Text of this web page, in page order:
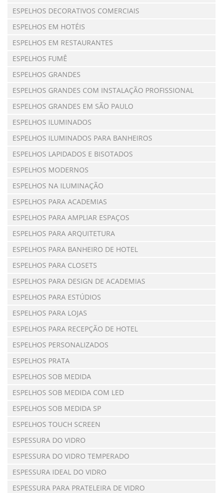
ESPELHOS DECORATIVOS COMERCIAIS
ESPELHOS EM HOTÉIS
ESPELHOS EM RESTAURANTES
ESPELHOS FUMÊ
ESPELHOS GRANDES
ESPELHOS GRANDES COM INSTALAÇÃO PROFISSIONAL
ESPELHOS GRANDES EM SÃO PAULO
ESPELHOS ILUMINADOS
ESPELHOS ILUMINADOS PARA BANHEIROS
ESPELHOS LAPIDADOS E BISOTADOS
ESPELHOS MODERNOS
ESPELHOS NA ILUMINAÇÃO
ESPELHOS PARA ACADEMIAS
ESPELHOS PARA AMPLIAR ESPAÇOS
ESPELHOS PARA ARQUITETURA
ESPELHOS PARA BANHEIRO DE HOTEL
ESPELHOS PARA CLOSETS
ESPELHOS PARA DESIGN DE ACADEMIAS
ESPELHOS PARA ESTÚDIOS
ESPELHOS PARA LOJAS
ESPELHOS PARA RECEPÇÃO DE HOTEL
ESPELHOS PERSONALIZADOS
ESPELHOS PRATA
ESPELHOS SOB MEDIDA
ESPELHOS SOB MEDIDA COM LED
ESPELHOS SOB MEDIDA SP
ESPELHOS TOUCH SCREEN
ESPESSURA DO VIDRO
ESPESSURA DO VIDRO TEMPERADO
ESPESSURA IDEAL DO VIDRO
ESPESSURA PARA PRATELEIRA DE VIDRO